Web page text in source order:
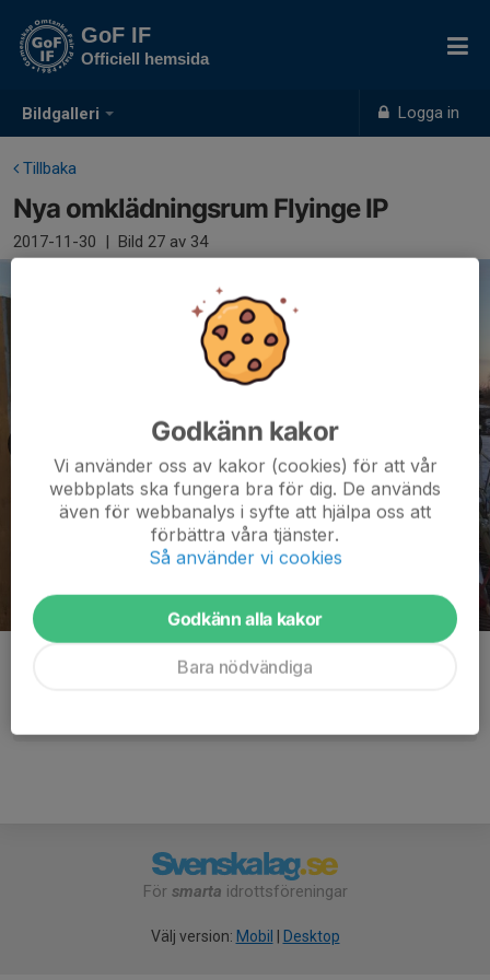
Bildgalleri Logga in
GoF IF
Officiell hemsida
Tillbaka
Nya omklädningsrum Flyinge IP
2017-11-30 | Bild 27 av 34
För smarta idrottsföreningar
Välj version: Mobil Desktop
Godkänn kakor
Vi använder oss av kakor (cookies) för att vår
webbplats ska fungera bra för dig. De används
även för webbanalys i syfte att hjälpa oss att
förbättra våra tjänster.
Så använder vi cookies
Godkänn alla kakor
Bara nödvändiga